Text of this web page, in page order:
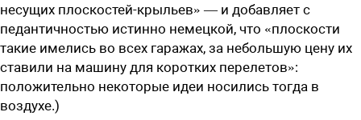
несущих плоскостей-крыльев» — и добавляет с
педантичностью истинно немецкой, что «плоскости
такие имелись во всех гаражах, за небольшую цену их
ставили на машину для коротких перелетов»:
положительно некоторые идеи носились тогда в
воздухе.)